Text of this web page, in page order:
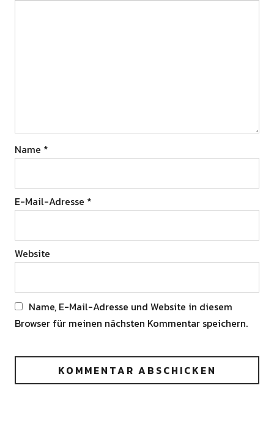
Name *
E-Mail-Adresse *
Website
Name, E-Mail-Adresse und Website in diesem
Browser für meinen nächsten Kommentar speichern.